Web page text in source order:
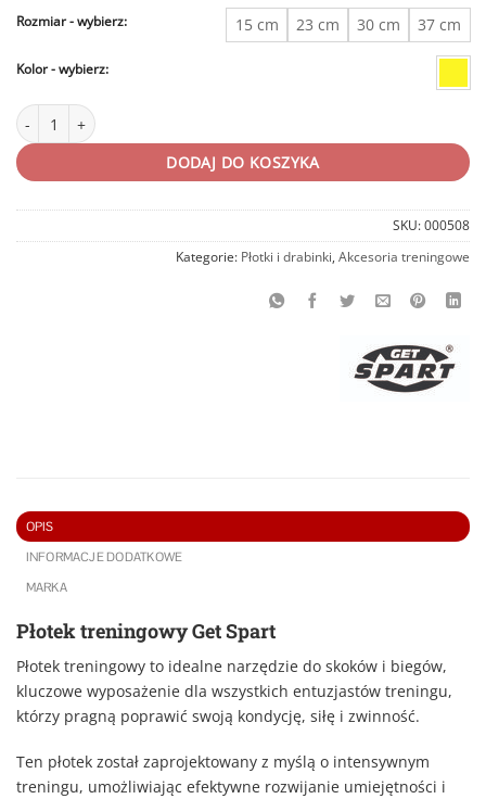
Rozmiar 15 cm 23 cm 30 cm 37 cm
Kolor
ilość Płotek treningowy Get Spart
DODAJ DO KOSZYKA
SKU: 000508
Kategorie: Płotki i drabinki, Akcesoria treningowe
OPIS
INFORMACJE DODATKOWE
MARKA
Płotek treningowy Get Spart
Płotek treningowy to idealne narzędzie do skoków i biegów,
kluczowe wyposażenie dla wszystkich entuzjastów treningu,
którzy pragną poprawić swoją kondycję, siłę i zwinność.
Ten płotek został zaprojektowany z myślą o intensywnym
treningu, umożliwiając efektywne rozwijanie umiejętności i